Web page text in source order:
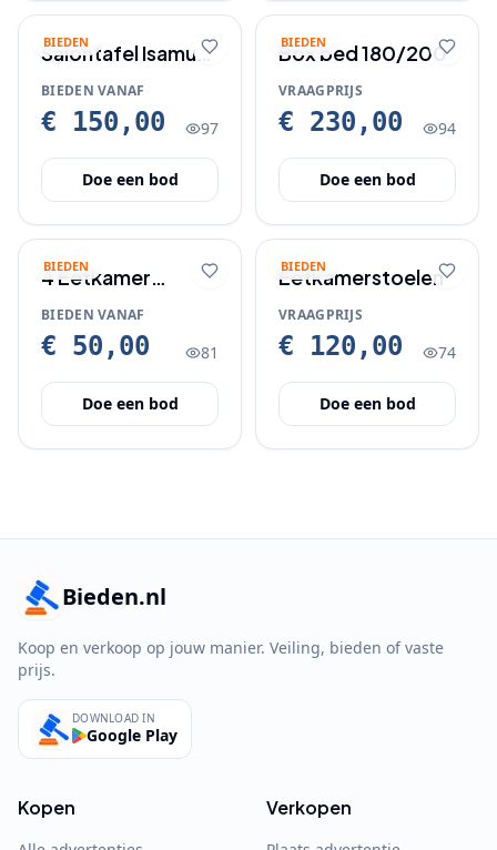
BIEDEN
Salontafel Isamu
Noguchi Design
BIEDEN VANAF
€ 150,00 97
Doe een bod
BIEDEN
Box bed 180/200
VRAAGPRIJS
€ 230,00 94
Doe een bod
BIEDEN
4 Eetkamer
stoelen.
BIEDEN VANAF
€ 50,00 81
Doe een bod
BIEDEN
Eetkamerstoelen
VRAAGPRIJS
€ 120,00 74
Doe een bod
Bieden.nl
Koop en verkoop op jouw manier. Veiling, bieden of vaste
prijs.
DOWNLOAD IN
Google Play
Kopen Verkopen